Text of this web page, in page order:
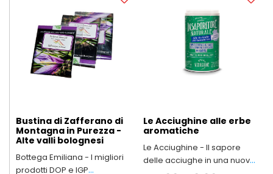
Bustina di Zafferano di
Montagna in Purezza -
Alte valli bolognesi
Bottega Emiliana - I migliori
prodotti DOP e IGP
Le Acciughine alle erbe
aromatiche
Le Acciughine - Il sapore
delle acciughe in una nuova